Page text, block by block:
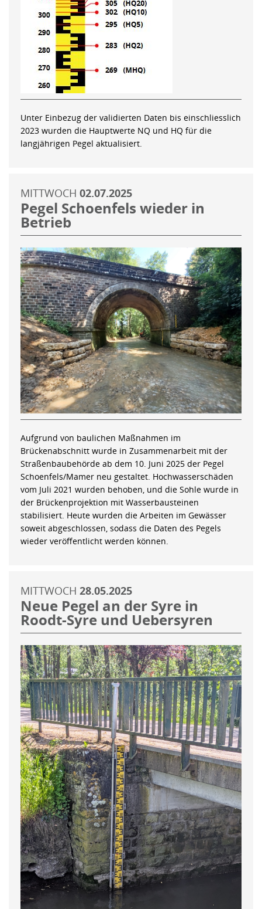
Unter Einbezug der validierten Daten bis einschliesslich
2023 wurden die Hauptwerte NQ und HQ für die
langjährigen Pegel aktualisiert.
MITTWOCH 02.07.2025
Pegel Schoenfels wieder in
Betrieb
Aufgrund von baulichen Maßnahmen im
Brückenabschnitt wurde in Zusammenarbeit mit der
Straßenbaubehörde ab dem 10. Juni 2025 der Pegel
Schoenfels/Mamer neu gestaltet. Hochwasserschäden
vom Juli 2021 wurden behoben, und die Sohle wurde in
der Brückenprojektion mit Wasserbausteinen
stabilisiert. Heute wurden die Arbeiten im Gewässer
soweit abgeschlossen, sodass die Daten des Pegels
wieder veröffentlicht werden können.
MITTWOCH 28.05.2025
Neue Pegel an der Syre in
Roodt-Syre und Uebersyren